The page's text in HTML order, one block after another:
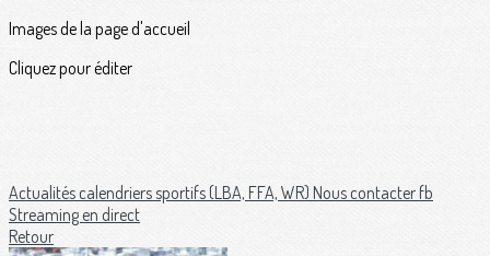
Images de la page d'accueil
Cliquez pour éditer
Actualitéscalendriers sportifs (LBA, FFA, WR) Nous contacterfb
Streaming en direct
Retour